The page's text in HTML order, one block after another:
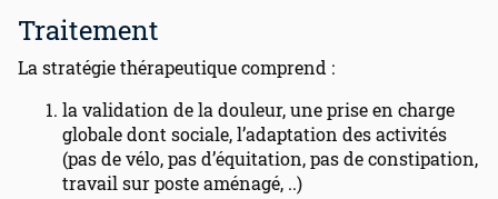
Traitement
La stratégie thérapeutique comprend :
la validation de la douleur, une prise en charge
globale dont sociale, l’adaptation des activités
(pas de vélo, pas d’équitation, pas de constipation,
travail sur poste aménagé, ..)